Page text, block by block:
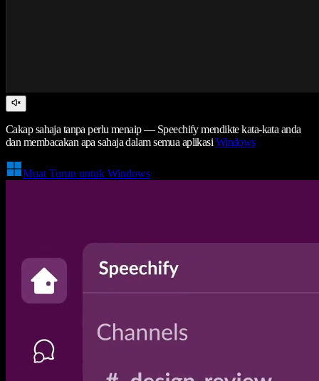
Cakap sahaja tanpa perlu menaip — Speechify mendikte kata-kata anda
dan membacakan apa sahaja dalam semua aplikasi Windows
Muat Turun untuk Windows